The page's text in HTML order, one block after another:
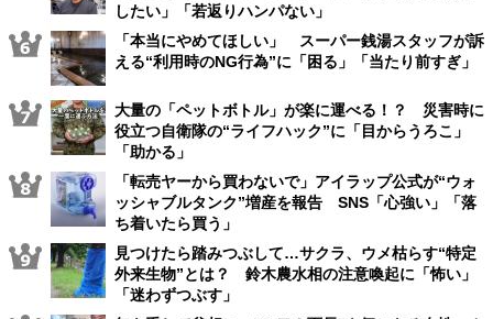
したい」「若返りハンパない」
「本当にやめてほしい」 スーパー銭湯スタッフが訴
える“利用時のNG行為”に「困る」「当たり前すぎ」
大量の「ペットボトル」が楽に運べる！？ 災害時に
役立つ自衛隊の“ライフハック”に「目からうろこ」
「助かる」
「転売ヤーから買わないで」アイラップ公式が“ウォ
ッシャブルタンク”増産を報告 SNS「心強い」「落
ち着いたら買う」
見つけたら踏みつぶして…サクラ、ウメ枯らす“特定
外来生物”とは？ 鈴木農水相の注意喚起に「怖い」
「迷わずつぶす」